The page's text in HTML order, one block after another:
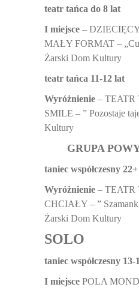
teatr tańca do 8 lat
I miejsce –
MAŁY FORMAT –
Żarski Dom Kultury
teatr tańca 11-12 lat
Wyróżnienie – TEATR
SMILE – ” Pozostaje
Kultury
GRUPA
taniec współczesny 22+
Wyróżnienie – TEATR
CHCIAŁY – ”
Żarski Dom Kultury
SOLO
taniec współczesny 13-
I miejsce POLA